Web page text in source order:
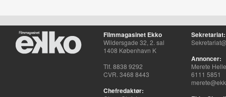
Filmmagasinet Ekko
Wildersgade 32, 2. sal
1408 København K
Tlf. 8838 9292
CVR. 3468 8443
Chefredaktør:
Sekretariat:
Annoncer:
Merete
6111 5851